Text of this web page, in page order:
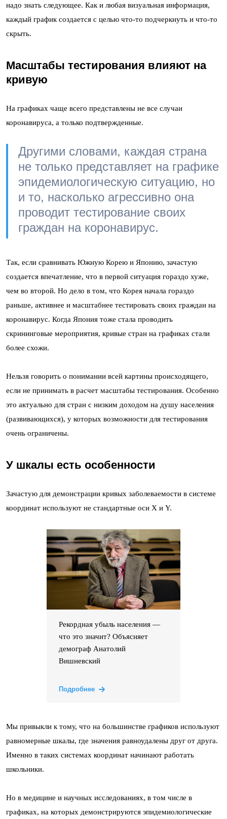
надо знать следующее. Как и любая визуальная информация,
каждый график создается с целью что-то подчеркнуть и что-то
скрыть.
Масштабы тестирования влияют на
кривую
На графиках чаще всего представлены не все случаи
коронавируса, а только подтвержденные.
Другими словами, каждая страна
не только представляет на графике
эпидемиологическую ситуацию, но
и то, насколько агрессивно она
проводит тестирование своих
граждан на коронавирус.
Так, если сравнивать Южную Корею и Японию, зачастую
создается впечатление, что в первой ситуация гораздо хуже,
чем во второй. Но дело в том, что Корея начала гораздо
раньше, активнее и масштабнее тестировать своих граждан на
коронавирус. Когда Япония тоже стала проводить
скрининговые мероприятия, кривые стран на графиках стали
более схожи.
Нельзя говорить о понимании всей картины происходящего,
если не принимать в расчет масштабы тестирования. Особенно
это актуально для стран с низким доходом на душу населения
(развивающихся), у которых возможности для тестирования
очень ограничены.
У шкалы есть особенности
Зачастую для демонстрации кривых заболеваемости в системе
координат используют не стандартные оси Х и Y.
Рекордная убыль населения —
что это значит? Объясняет
демограф Анатолий
Вишневский
Подробнее
Мы привыкли к тому, что на большинстве графиков используют
равномерные шкалы, где значения равноудалены друг от друга.
Именно в таких системах координат начинают работать
школьники.
Но в медицине и научных исследованиях, в том числе в
графиках, на которых демонстрируются эпидемиологические